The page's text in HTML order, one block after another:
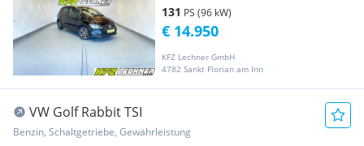
131 PS (96 kW)
KFZ Lechner GmbH
4782 Sankt Florian am Inn
€ 14.950
VW Golf Rabbit TSI
Benzin, Schaltgetriebe, Gewährleistung